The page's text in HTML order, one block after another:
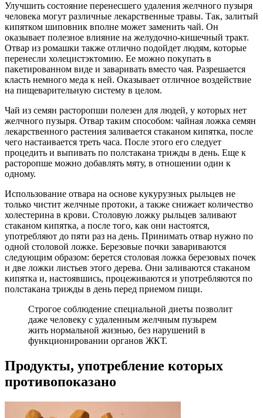
Улучшить состояние перенесшего удаления желчного пузыря
человека могут различные лекарственные травы. Так, залитый
кипятком шиповник вполне может заменить чай. Он
оказывает полезное влияние на желудочно-кишечный тракт.
Отвар из ромашки также отлично подойдет людям, которые
перенесли холецистэктомию. Ее можно покупать в
пакетированном виде и заваривать вместо чая. Разрешается
класть немного меда к ней. Оказывает отличное воздействие
на пищеварительную систему в целом.
Чай из семян расторопши полезен для людей, у которых нет
желчного пузыря. Отвар таким способом: чайная ложка семян
лекарственного растения заливается стаканом кипятка, после
чего настаивается треть часа. После этого его следует
процедить и выпивать по полстакана трижды в день. Еще к
расторопше можно добавлять мяту, в отношении один к
одному.
Использование отвара на основе кукурузных рыльцев не
только чистит желчные протоки, а также снижает количество
холестерина в крови. Столовую ложку рыльцев заливают
стаканом кипятка, а после того, как они настоятся,
употребляют до пяти раз на день. Принимать отвар нужно по
одной столовой ложке. Березовые почки завариваются
следующим образом: берется столовая ложка березовых почек
и две ложки листьев этого дерева. Они заливаются стаканом
кипятка и, настоявшись, процеживаются и употребляются по
полстакана трижды в день перед приемом пищи.
Строгое соблюдение специальной диеты позволит
даже человеку с удаленным желчным пузырем
жить нормальной жизнью, без нарушений в
функционировании органов ЖКТ.
Продукты, употребление которых
противопоказано